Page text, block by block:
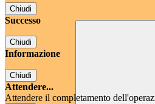
Chiudi
Successo
Chiudi
Informazione
Chiudi
Attendere...
Attendere il completamento